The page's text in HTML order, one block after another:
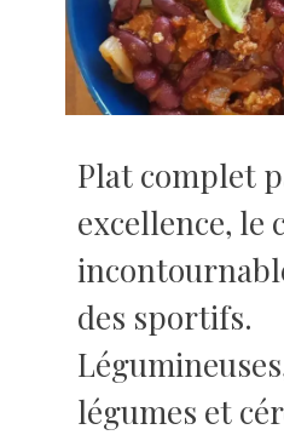
Plat complet
excellence, le
des sportifs.
légumes et